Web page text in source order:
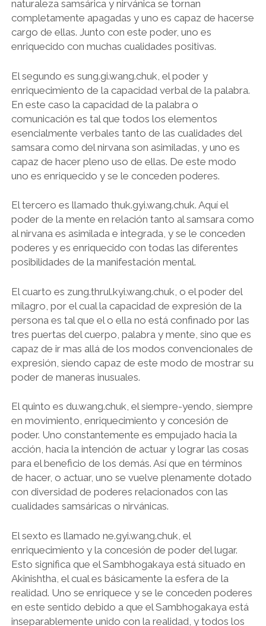
naturaleza samsárica y nirvánica se tornan
completamente apagadas y uno es capaz de hacerse
cargo de ellas. Junto con este poder, uno es
enriquecido con muchas cualidades positivas.
El segundo es sung.gi.wang.chuk, el poder y
enriquecimiento de la capacidad verbal de la palabra.
En este caso la capacidad de la palabra o
comunicación es tal que todos los elementos
esencialmente verbales tanto de las cualidades del
samsara como del nirvana son asimiladas, y uno es
capaz de hacer pleno uso de ellas. De este modo
uno es enriquecido y se le conceden poderes.
El tercero es llamado thuk.gyi.wang.chuk. Aquí el
poder de la mente en relación tanto al samsara como
al nirvana es asimilada e integrada, y se le conceden
poderes y es enriquecido con todas las diferentes
posibilidades de la manifestación mental.
El cuarto es zung.thrul.kyi.wang.chuk, o el poder del
milagro, por el cual la capacidad de expresión de la
persona es tal que el o ella no está confinado por las
tres puertas del cuerpo, palabra y mente, sino que es
capaz de ir mas allá de los modos convencionales de
expresión, siendo capaz de este modo de mostrar su
poder de maneras inusuales.
El quinto es du.wang.chuk, el siempre-yendo, siempre
en movimiento, enriquecimiento y concesión de
poder. Uno constantemente es empujado hacia la
acción, hacia la intención de actuar y lograr las cosas
para el beneficio de los demás. Así que en términos
de hacer, o actuar, uno se vuelve plenamente dotado
con diversidad de poderes relacionados con las
cualidades samsáricas o nirvánicas.
El sexto es llamado ne.gyi.wang.chuk, el
enriquecimiento y la concesión de poder del lugar.
Esto significa que el Sambhogakaya está situado en
Akinishtha, el cual es básicamente la esfera de la
realidad. Uno se enriquece y se le conceden poderes
en este sentido debido a que el Sambhogakaya está
inseparablemente unido con la realidad, y todos los